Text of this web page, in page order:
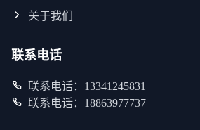
关于我们
联系电话
联系电话：13341245831
联系电话：18863977737